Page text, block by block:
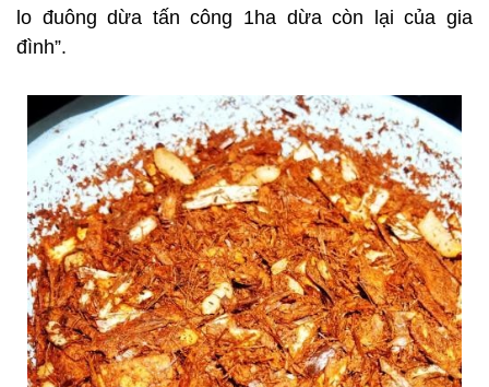
lo đuông dừa tấn công 1ha dừa còn lại của gia
đình”.